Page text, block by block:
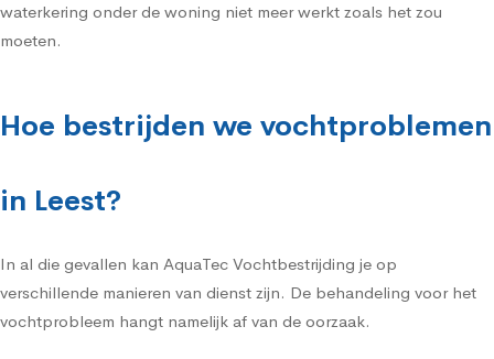
waterkering onder de woning niet meer werkt zoals het zou
moeten.
Hoe bestrijden we vochtproblemen
in Leest?
In al die gevallen kan AquaTec Vochtbestrijding je op
verschillende manieren van dienst zijn. De behandeling voor het
vochtprobleem hangt namelijk af van de oorzaak.